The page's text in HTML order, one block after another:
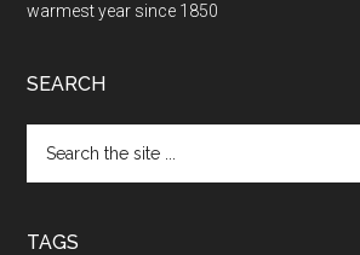
warmest year since 1850
SEARCH
the
TAGS